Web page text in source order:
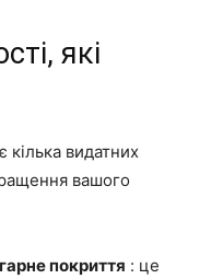
які
кілька видатних
вашого
покриття : це